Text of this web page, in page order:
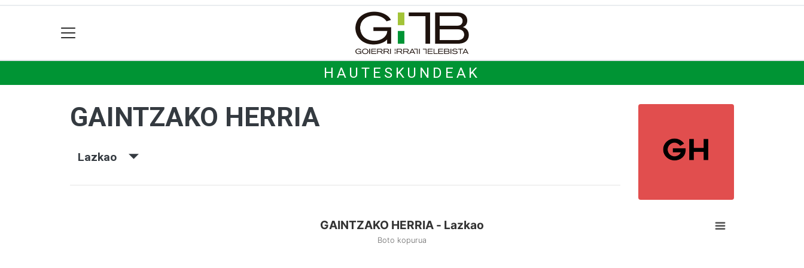
HAUTESKUNDEAK
GAINTZAKO HERRIA
Lazkao
GAINTZAKO HERRIA - Lazkao
Boto kopurua